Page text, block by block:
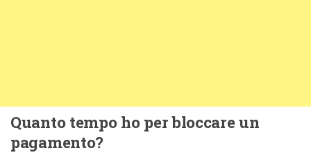
Quanto tempo ho per bloccare un
pagamento?